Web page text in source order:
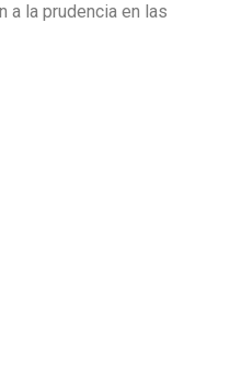
a la prudencia en las